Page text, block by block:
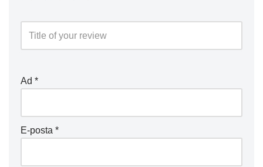
Ad *
E-posta *